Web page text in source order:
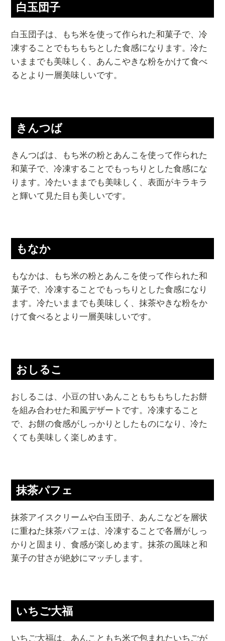
白玉団子
白玉団子は、もち米を使って作られた和菓子で、冷
凍することでもちもちとした食感になります。冷た
いままでも美味しく、あんこやきな粉をかけて食べ
るとより一層美味しいです。
きんつば
きんつばは、もち米の粉とあんこを使って作られた
和菓子で、冷凍することでもっちりとした食感にな
ります。冷たいままでも美味しく、表面がキラキラ
と輝いて見た目も美しいです。
もなか
もなかは、もち米の粉とあんこを使って作られた和
菓子で、冷凍することでもっちりとした食感になり
ます。冷たいままでも美味しく、抹茶やきな粉をか
けて食べるとより一層美味しいです。
おしるこ
おしるこは、小豆の甘いあんこともちもちしたお餅
を組み合わせた和風デザートです。冷凍すること
で、お餅の食感がしっかりとしたものになり、冷た
くても美味しく楽しめます。
抹茶パフェ
抹茶アイスクリームや白玉団子、あんこなどを層状
に重ねた抹茶パフェは、冷凍することで各層がしっ
かりと固まり、食感が楽しめます。抹茶の風味と和
菓子の甘さが絶妙にマッチします。
いちご大福
いちご大福は、あんこともち米で包まれたいちごが